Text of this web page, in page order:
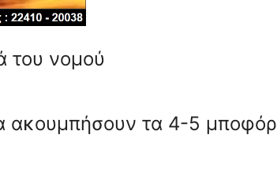
του νομού
ακουμπήσουν τα 4-5 μποφόρ